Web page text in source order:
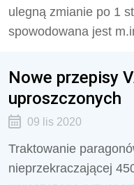
ulegną zmianie po 1
spowodowana jest
Nowe przepisy
uproszczonych
09 lis 2020
Traktowanie
nieprzekraczającej